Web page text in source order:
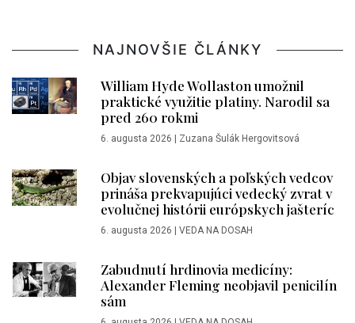
NAJNOVŠIE ČLÁNKY
William Hyde Wollaston umožnil
praktické využitie platiny. Narodil sa
pred 260 rokmi
6. augusta 2026 | Zuzana Šulák Hergovitsová
Objav slovenských a poľských vedcov
prináša prekvapujúci vedecký zvrat v
evolučnej histórii európskych jašteríc
6. augusta 2026 | VEDA NA DOSAH
Zabudnutí hrdinovia medicíny:
Alexander Fleming neobjavil penicilín
sám